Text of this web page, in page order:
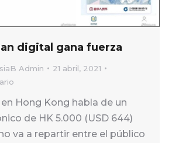
digital gana fuerza
Admin
21 abril, 2021
Hong Kong habla de un
de HK 5.000 (USD 644)
va a repartir entre el público